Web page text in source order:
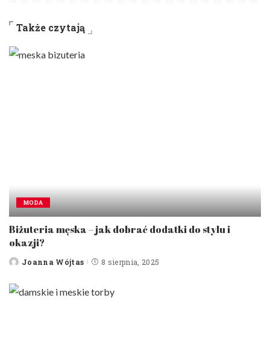
Także czytają
MODA
Biżuteria męska – jak dobrać dodatki do stylu i
okazji?
PostedJoanna Wójtas 8 sierpnia, 2025